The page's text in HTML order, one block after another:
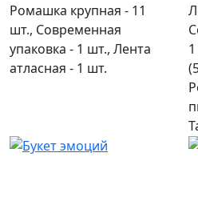
Ромашка крупная - 11
шт., Современная
упаковка - 1 шт., Лента
атласная - 1 шт.